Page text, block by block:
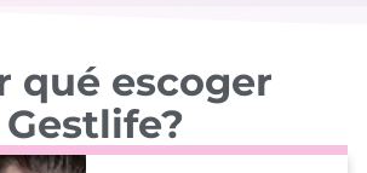
qué escoger
Gestlife?